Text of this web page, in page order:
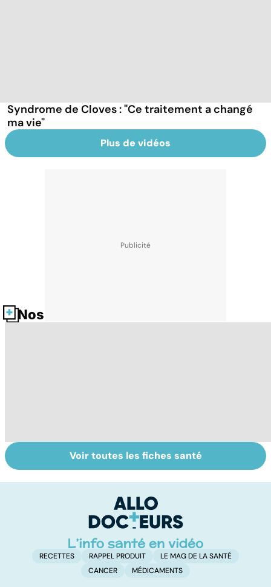
Syndrome de Cloves : "Ce traitement a changé
ma vie"
Plus de vidéos
Nos fiches santé
Le lupus, une
maladie
Anémie :
symptômes,
traitements
Voir toutes les fiches santé
RECETTES RAPPEL PRODUIT
LE MAG DE LA SANTÉ
CANCER
MÉDICAMENTS